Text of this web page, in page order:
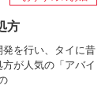
方
を行い、タイに昔
が人気の「アバイ